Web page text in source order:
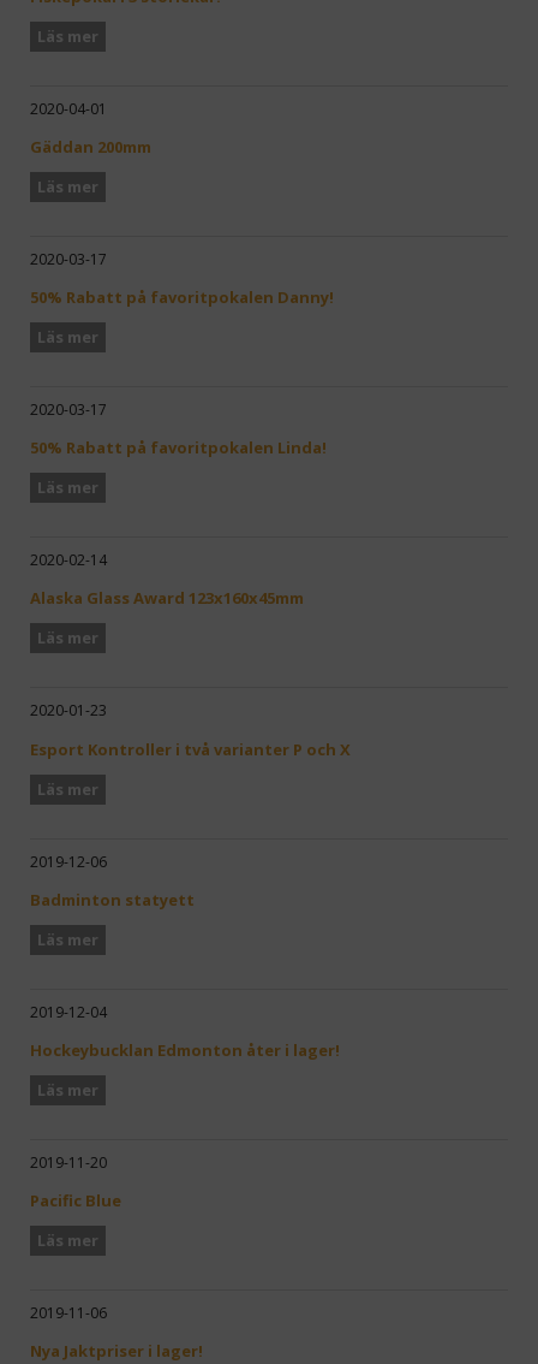
Läs mer
2020-04-01
Gäddan 200mm
Läs mer
2020-03-17
50% Rabatt på favoritpokalen Danny!
Läs mer
2020-03-17
50% Rabatt på favoritpokalen Linda!
Läs mer
2020-02-14
Alaska Glass Award 123x160x45mm
Läs mer
2020-01-23
Esport Kontroller i två varianter P och X
Läs mer
2019-12-06
Badminton statyett
Läs mer
2019-12-04
Hockeybucklan Edmonton åter i lager!
Läs mer
2019-11-20
Pacific Blue
Läs mer
2019-11-06
Nya Jaktpriser i lager!